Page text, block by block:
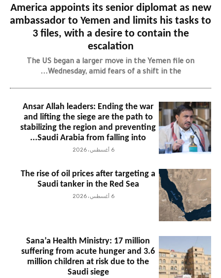
America appoints its senior diplomat as new
ambassador to Yemen and limits his tasks to
3 files, with a desire to contain the
escalation
The US began a larger move in the Yemen file on
Wednesday, amid fears of a shift in the...
Ansar Allah leaders: Ending the war
and lifting the siege are the path to
stabilizing the region and preventing
Saudi Arabia from falling into...
6 أغسطس، 2026
The rise of oil prices after targeting a
Saudi tanker in the Red Sea
6 أغسطس، 2026
Sana’a Health Ministry: 17 million
suffering from acute hunger and 3.6
million children at risk due to the
Saudi siege